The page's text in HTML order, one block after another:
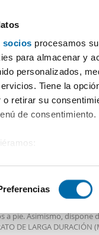
socios procesamos
para almacenar y
personalizados,
Tiene la
retirar su
de consentimiento.
analizándolo
cómo se
de datos. Puede
pisos Concha Espina
piso ascensor
a pie. Asimismo, dispone
DE LARGA DURACIÓN